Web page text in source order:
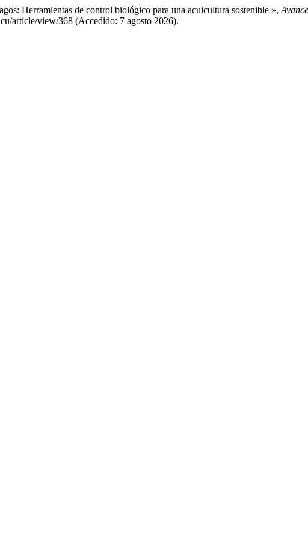
Herramientas de control biológico para una acuicultura sostenible »,
article/view/368 (Accedido: 7 agosto 2026).